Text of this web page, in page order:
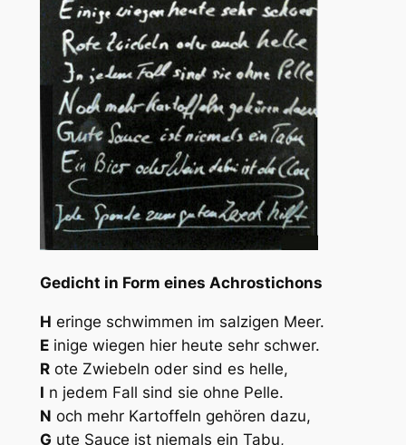
Gedicht in Form eines Achrostichons
H eringe schwimmen im salzigen Meer.
Einige wiegen hier heute sehr schwer.
Rote Zwiebeln oder sind es helle,
I n jedem Fall sind sie ohne Pelle.
N och mehr Kartoffeln gehören dazu,
G ute Sauce ist niemals ein Tabu,